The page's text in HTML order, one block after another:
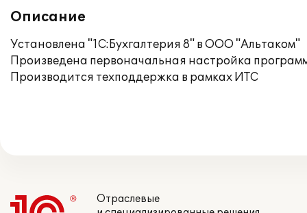
Описание
Установлена "1С:Бухгалтерия 8" в ООО "Альтаком"
Произведена первоначальная настройка
Производится техподдержка в рамках ИТС
Отраслевые